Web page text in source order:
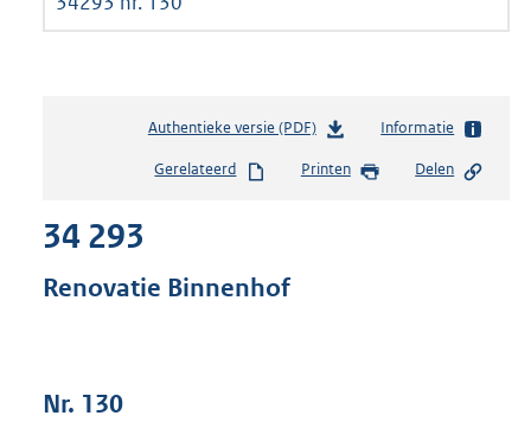
Authentieke versie (PDF)b
s
Informatie
Gerelateerd Printen Delen
34 293
Renovatie Binnenhof
Nr. 130